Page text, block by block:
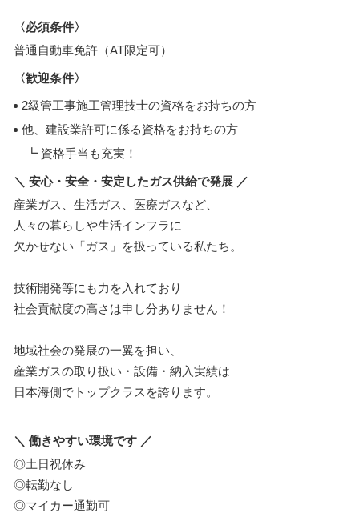
〈必須条件〉
普通自動車免許（AT限定可）
〈歓迎条件〉
2級管工事施工管理技士の資格をお持ちの方
他、建設業許可に係る資格をお持ちの方
┗ 資格手当も充実！
＼ 安心・安全・安定したガス供給で発展 ／
産業ガス、生活ガス、医療ガスなど、
人々の暮らしや生活インフラに
欠かせない「ガス」を扱っている私たち。
技術開発等にも力を入れており
社会貢献度の高さは申し分ありません！
地域社会の発展の一翼を担い、
産業ガスの取り扱い・設備・納入実績は
日本海側でトップクラスを誇ります。
＼ 働きやすい環境です ／
◎土日祝休み
◎転勤なし
◎マイカー通勤可